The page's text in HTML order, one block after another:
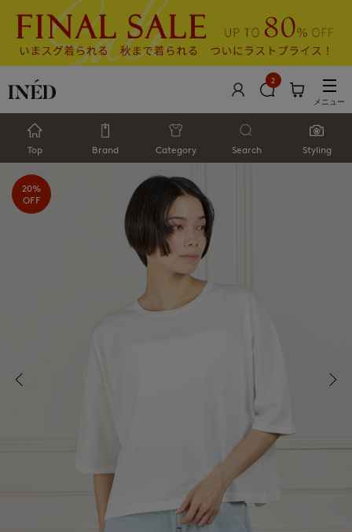
2
メニュー
Top Brand Category Search Styling
20%
OFF